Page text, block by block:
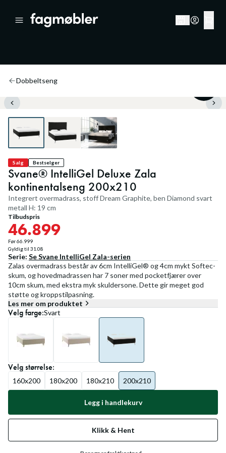
Dobbeltseng
Salg Bestselger
Svane® IntelliGel Deluxe Zala
kontinentalseng 200x210
Integrert overmadrass, stoff Dream Graphite, ben Diamond svart
metall H: 19 cm
Tilbudspris
46.899
Før66.999
Gyldig til 31.08
Serie: SeSvane IntelliGel Zala-serien
Zalas overmadrass består av 6cm IntelliGel® og 4cm mykt Softec-
skum, og hovedmadrassen har 7 soner med pocketfjærer over
10cm skum, med ekstra myk skuldersone. Dette gir meget god
støtte og kroppstilpasning.
Les mer om produktet
Velgfarge:Svart
Velgstørrelse:
160x200 180x200 180x210 200x210
Legg i handlekurv
Klikk & Hent